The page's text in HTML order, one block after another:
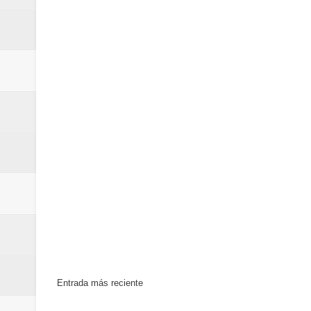
Banreservas destina RD$5,000
Entrada más reciente